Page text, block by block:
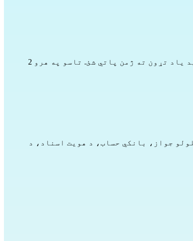
دوام کوي او د یو تړون په لاسلیک کولو سره رسمي بڼه خپلوي او پدې سره تاسي باید یاد تړون ته ژمن پاتي شئ. تاسو په هرو 2
جواز، بانکي حساب، د هویت اسناد، د